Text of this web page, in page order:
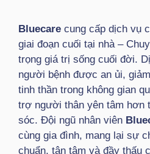
Bluecare cung cấp dịch vụ
giai đoạn cuối tại nhà –
trọng giá trị sống cuối đời.
người bệnh được an ủi,
tinh thần trong không gian
trợ người thân yên tâm hơn
sóc. Đội ngũ nhân viên
cùng gia đình, mang lại sự
chuẩn, tận tâm và đầy thấu